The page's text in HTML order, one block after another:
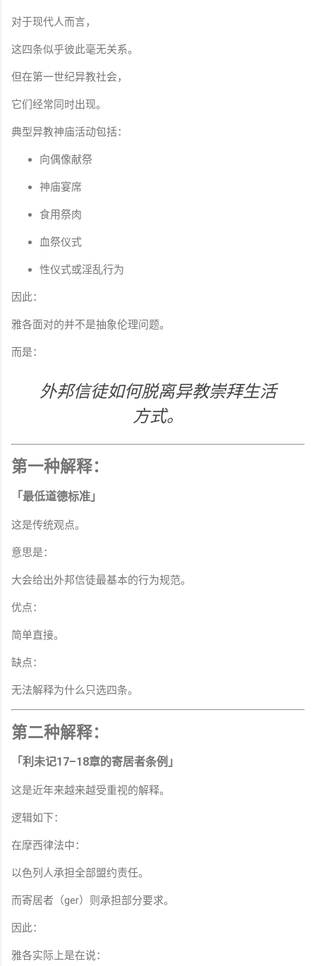
对于现代人而言，
这四条似乎彼此毫无关系。
但在第一世纪异教社会，
它们经常同时出现。
典型异教神庙活动包括：
向偶像献祭
神庙宴席
食用祭肉
血祭仪式
性仪式或淫乱行为
因此：
雅各面对的并不是抽象伦理问题。
而是：
外邦信徒如何脱离异教崇拜生活
方式。
第一种解释：
「最低道德标准」
这是传统观点。
意思是：
大会给出外邦信徒最基本的行为规范。
优点：
简单直接。
缺点：
无法解释为什么只选四条。
第二种解释：
「利未记17–18章的寄居者条例」
这是近年来越来越受重视的解释。
逻辑如下：
在摩西律法中：
以色列人承担全部盟约责任。
而寄居者（ger）则承担部分要求。
因此：
雅各实际上是在说：